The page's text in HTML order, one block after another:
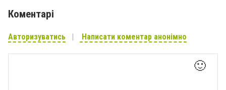
Коментарі
Авторизуватись Написати коментар анонімно
🙂